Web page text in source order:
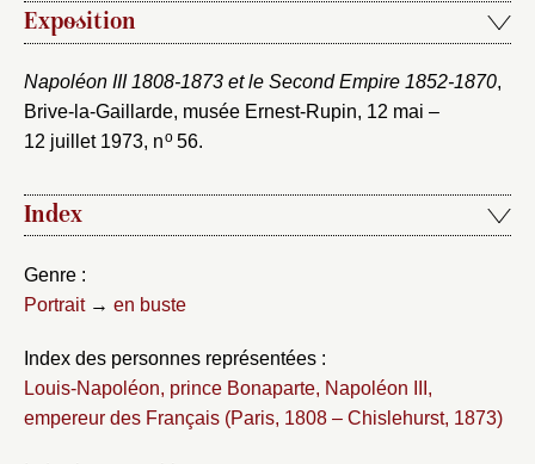
Exposition
Napoléon III 1808-1873 et le Second Empire 1852-1870,
Brive-la-Gaillarde, musée Ernest-Rupin, 12 mai –
12 juillet 1973, no56.
Index
Genre :
Portrait→ en buste
Index des personnes représentées :
Louis-Napoléon, prince Bonaparte, Napoléon III,
empereur des Français (Paris, 1808 – Chislehurst, 1873)